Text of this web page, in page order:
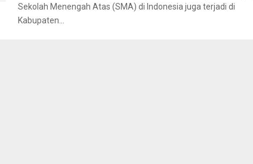
Sekolah Menengah Atas (SMA) di Indonesia juga terjadi di
Kabupaten...